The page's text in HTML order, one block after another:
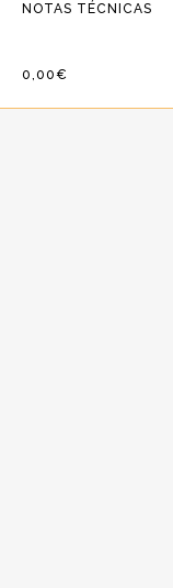
NOTAS TÉCNICAS
0,00€